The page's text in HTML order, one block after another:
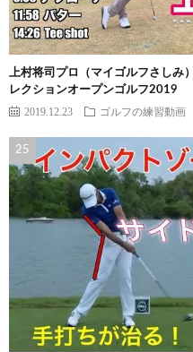
上村将司プロ（マイゴルフさしみ
レクションオープンゴルフ2019
2019.12.23 ゴルフの練習動画